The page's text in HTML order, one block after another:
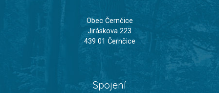
Obec Černčice
Jiráskova 223
439 01 Černčice
Spojení